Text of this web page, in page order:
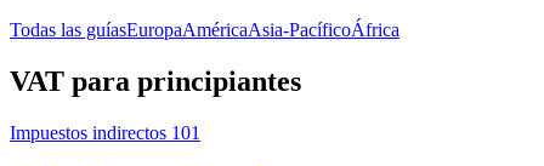
Todas las guíasEuropaAméricaAsia-PacíficoÁfrica
VAT para principiantes
Impuestos indirectos 101